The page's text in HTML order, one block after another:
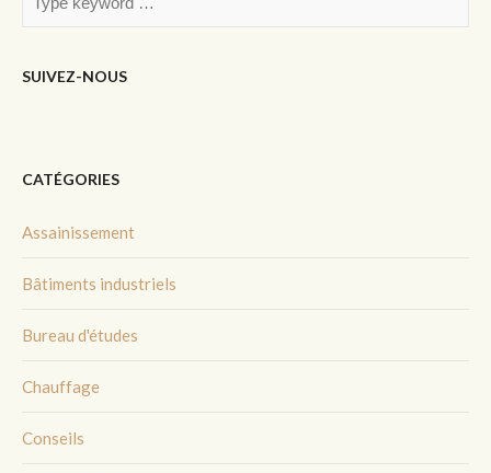
SUIVEZ-NOUS
CATÉGORIES
Assainissement
Bâtiments industriels
Bureau d'études
Chauffage
Conseils